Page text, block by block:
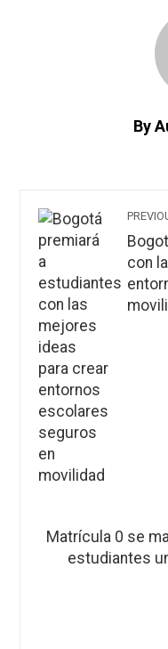
By
con
Matrícula 0 se
estudiantes